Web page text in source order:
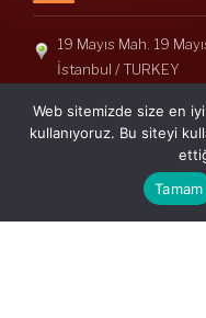
19 Mayıs Mah. 19
İstanbul / TURKEY
Telefon: +90(212) 240
Telefon: +90(212)
info@erisymm.com
Web sitemizde size en
kullanıyoruz. Bu siteyi
Tamam